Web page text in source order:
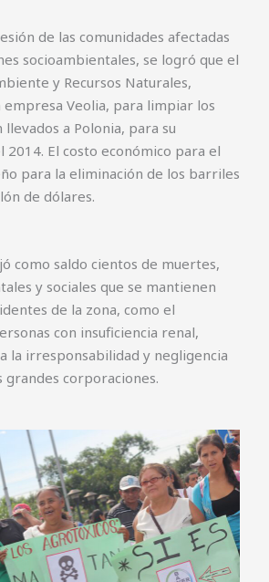
de las comunidades afectadas
socioambientales, se logró que el
y Recursos Naturales,
empresa Veolia, para limpiar los
a Polonia, para su
2014. El costo económico para el
para la eliminación de los barriles
de dólares.
como saldo cientos de muertes,
y sociales que se mantienen
de la zona, como el
con insuficiencia renal,
la irresponsabilidad y negligencia
grandes corporaciones.